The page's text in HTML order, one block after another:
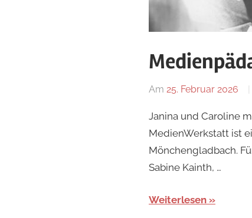
Am 25. Februar 2026
Janina und Caroline
MedienWerkstatt ist
Mönchengladbach.
Sabine Kainth, …
Weiterlesen